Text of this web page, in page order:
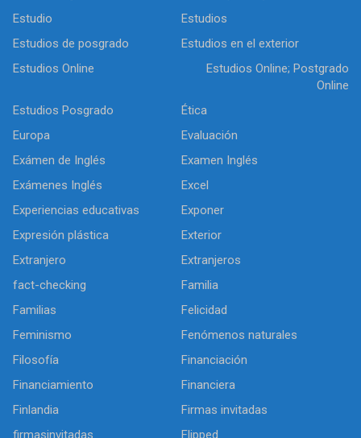
Estudio
Estudios
Estudios de posgrado
Estudios en el exterior
Estudios Online
Estudios Online; Postgrado
Online
Estudios Posgrado
Ética
Europa
Evaluación
Exámen de Inglés
Examen Inglés
Exámenes Inglés
Excel
Experiencias educativas
Exponer
Expresión plástica
Exterior
Extranjero
Extranjeros
fact-checking
Familia
Familias
Felicidad
Feminismo
Fenómenos naturales
Filosofía
Financiación
Financiamiento
Financiera
Finlandia
Firmas invitadas
firmasinvitadas
Flipped